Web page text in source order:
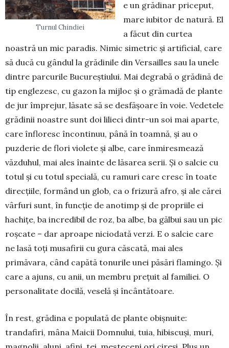
Turnul Chindiei
e un grădinar priceput,
mare iubitor de natură. El
a făcut din curtea
noastră un mic paradis. Nimic simetric și artificial, care
să ducă cu gândul la grădinile din Versailles sau la unele
dintre parcurile Bucureș­tiu­lui. Mai degrabă o grădină de
tip englezesc, cu ga­zon la mijloc și o grămadă de plante
de jur împrejur, lăsate să se desfășoare în voie. Vedetele
grădinii noastre sunt doi lilieci dintr-un soi mai aparte,
care în­floresc încontinuu, până în toamnă, și au o
puzde­rie de flori violete și albe, care înmiresmează
văzdu­hul, mai ales înainte de lăsarea serii. Și o salcie cu
totul și cu totul specială, cu ramuri care cresc în toate
direcțiile, formând un glob, ca o frizură afro, și ale cărei
vârfuri sunt, în funcție de anotimp și de propriile ei
hachițe, ba incredibil de roz, ba albe, ba gălbui sau un pic
roșcate – dar aproape niciodată verzi. E o salcie care
ne lasă toți musafirii cu gura căscată, mai ales
primăvara, când capătă tonurile unei păsări flamingo. Și
care a ajuns, cu anii, un mem­bru prețuit al familiei. O
personalitate docilă, veselă și încân­tă­toare.
În rest, grădina e populată de plante obișnuite:
trandafiri, mâna Maicii Dom­nului, tuia, hibis­cuși, muri,